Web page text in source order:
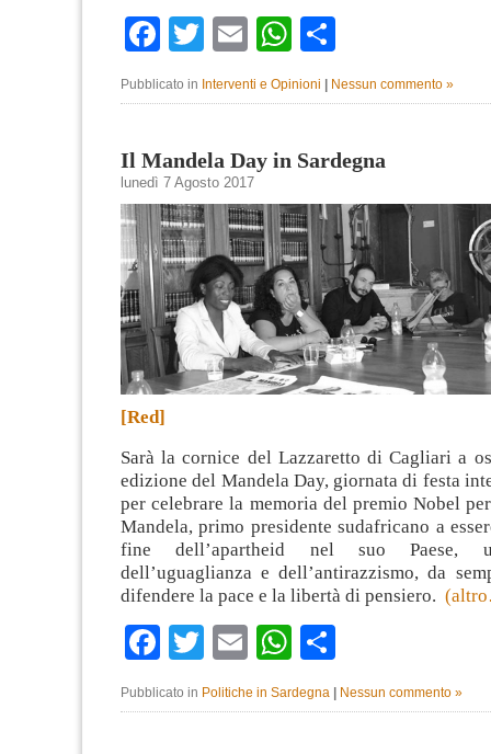
Facebook
TwitterEmailWhatsApp
Pubblicato in Interventi e Opinioni Nessun commento »
Il Mandela Day in Sardegna
lunedì 7 Agosto 2017
[Red]
Sarà la cornice del Lazzaretto di Cagliari a
edizione del Mandela Day, giornata di festa
per celebrare la memoria del premio Nobel
Mandela, primo presidente sudafricano a
fine dell’apartheid nel suo Paese,
dell’uguaglianza e dell’antirazzismo, da
difendere la pace e la libertà di pensiero.
Facebook
TwitterEmailWhatsApp
Pubblicato in Politiche in Sardegna | Nessun commento »